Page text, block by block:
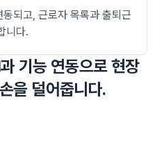
되고, 근로자 목록과 출퇴근
니다.
기능 연동으로 현장
을 덜어줍니다.